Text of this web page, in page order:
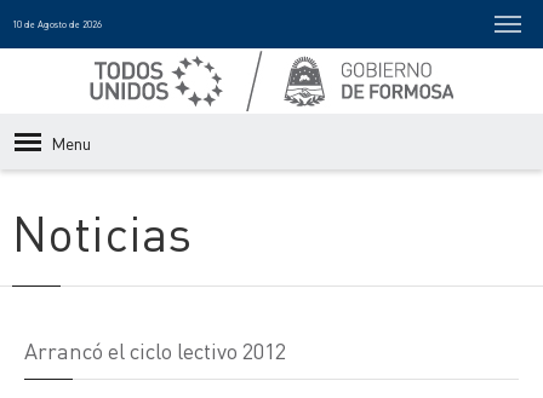
10 de Agosto de 2026
Menu
Noticias
Arrancó el ciclo lectivo 2012